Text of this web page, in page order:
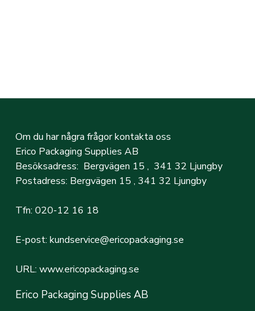
Om du har några frågor kontakta oss
Erico Packaging Supplies AB
Besöksadress: Bergvägen 15 , 341 32 Ljungby
Postadress: Bergvägen 15 , 341 32 Ljungby
Tfn: 020-12 16 18
E-post: kundservice@ericopackaging.se
URL: www.ericopackaging.se
Erico Packaging Supplies AB